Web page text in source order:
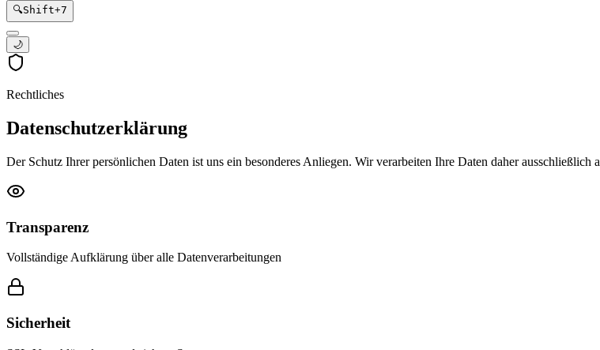
🔍Shift+7
🌙
Rechtliches
Datenschutzerklärung
Der Schutz Ihrer persönlichen Daten ist uns ein besonderes Anliegen. Wir verarbeiten Ihre Daten daher
Transparenz
Vollständige Aufklärung über alle Datenverarbeitungen
Sicherheit